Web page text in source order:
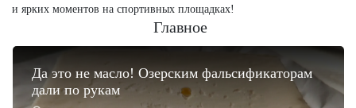
и ярких моментов на спортивных площадках!
Главное
Да это не масло! Озерским фальсификаторам
дали по рукам